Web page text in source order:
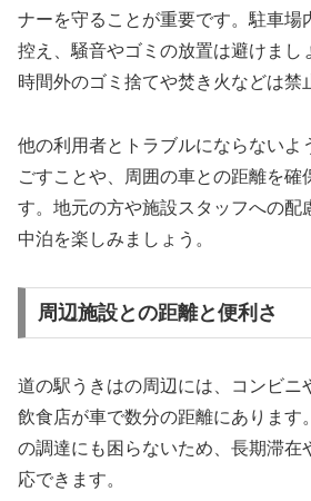
ナーを守ることが重要です。駐車場
控え、騒音やゴミの放置は避けまし
時間外のゴミ捨てや焚き火などは禁
他の利用者とトラブルにならないよ
ごすことや、周囲の車との距離を確
す。地元の方や施設スタッフへの配
中泊を楽しみましょう。
周辺施設との距離と便利さ
道の駅うきはの周辺には、コンビニ
飲食店が車で数分の距離にあります
の調達にも困らないため、長期滞在
応できます。